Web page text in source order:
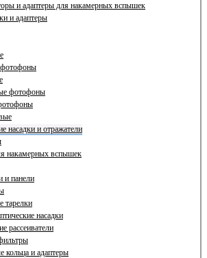
и адаптеры для накамерных вспышек
и адаптеры
фотофоны
насадки и отражатели
накамерных вспышек
и панели
тарелки
насадки
рассеиватели
кольца и адаптеры